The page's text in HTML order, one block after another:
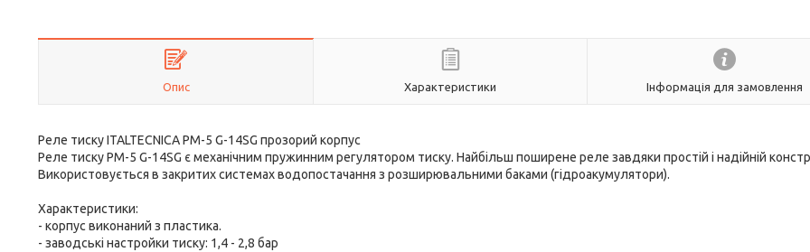
Опис Характеристики Інформація для замовлення
Реле тиску ITALTECNICA PM-5 G-14SG прозорий корпус
Реле тиску PM-5 G-14SG є механічним пружинним регулятором тиску. Найбільш поширене реле завдяки простій і надійній
Використовується в закритих системах водопостачання з розширювальними баками (гідроакумулятори).
Характеристики:
- корпус виконаний з пластика.
- заводські настройки тиску: 1,4 - 2,8 бар